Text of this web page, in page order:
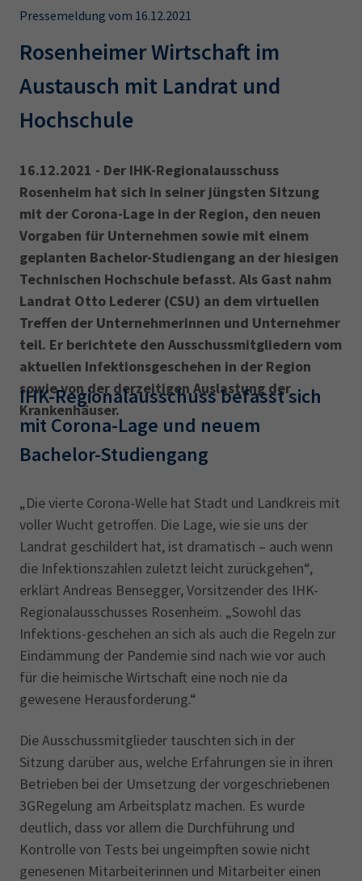
Leichte Sprache
Karriere
EN
IHK Akademie
Magazin Log-in
34i
Betriebswirt Prüfbericht
Pressemeldung vom 16.12.2021
Rosenheimer Wirtschaft im
Austausch mit Landrat und
Hochschule
16.12.2021 - Der IHK-Regionalausschuss
Rosenheim hat sich in seiner jüngsten Sitzung
mit der Corona-Lage in der Region, den neuen
Vorgaben für Unternehmen sowie mit einem
geplanten Bachelor-Studiengang an der hiesigen
Technischen Hochschule befasst. Als Gast nahm
Landrat Otto Lederer (CSU) an dem virtuellen
Treffen der Unternehmerinnen und Unternehmer
teil. Er berichtete den Ausschussmitgliedern vom
aktuellen Infektionsgeschehen in der Region
sowie von der derzeitigen Auslastung der
Krankenhäuser.
IHK-Regionalausschuss befasst sich
mit Corona-Lage und neuem
Bachelor-Studiengang
„Die vierte Corona-Welle hat Stadt und Landkreis mit
voller Wucht getroffen. Die Lage, wie sie uns der
Landrat geschildert hat, ist dramatisch – auch wenn
die Infektionszahlen zuletzt leicht zurückgehen“,
erklärt Andreas Bensegger, Vorsitzender des IHK-
Regionalausschusses Rosenheim. „Sowohl das
Infektions-geschehen an sich als auch die Regeln zur
Eindämmung der Pandemie sind nach wie vor auch
für die heimische Wirtschaft eine noch nie da
gewesene Herausforderung.“
Die Ausschussmitglieder tauschten sich in der
Sitzung darüber aus, welche Erfahrungen sie in ihren
Betrieben bei der Umsetzung der vorgeschriebenen
3GRegelung am Arbeitsplatz machen. Es wurde
deutlich, dass vor allem die Durchführung und
Kontrolle von Tests bei ungeimpften sowie nicht
genesenen Mitarbeiterinnen und Mitarbeiter einen